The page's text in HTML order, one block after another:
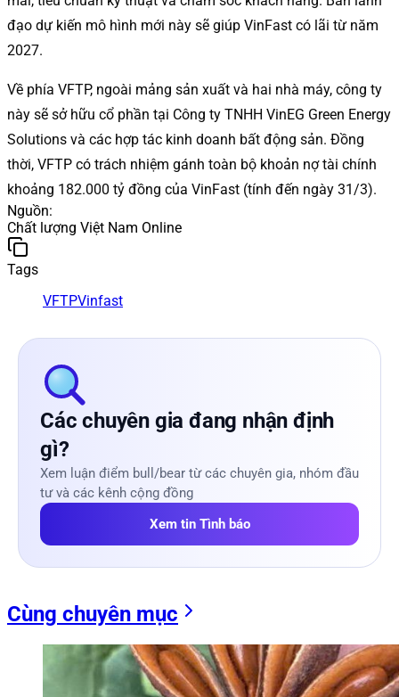
đạo dự kiến mô hình mới này sẽ giúp VinFast có lãi từ năm
2027.
Về phía VFTP, ngoài mảng sản xuất và hai nhà máy, công ty
này sẽ sở hữu cổ phần tại Công ty TNHH VinEG Green Energy
Solutions và các hợp tác kinh doanh bất động sản. Đồng
thời, VFTP có trách nhiệm gánh toàn bộ khoản nợ tài chính
khoảng 182.000 tỷ đồng của VinFast (tính đến ngày 31/3).
Nguồn:
Chất lượng Việt Nam Online
Tags
VFTPVinfast
Các chuyên gia đang nhận định
gì?
Xem luận điểm bull/bear từ các chuyên gia, nhóm đầu
tư và các kênh cộng đồng
Xem tin Tình báo
Cùng chuyên mục